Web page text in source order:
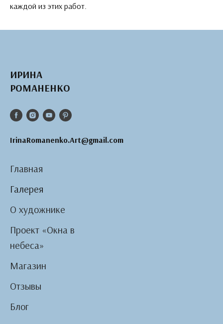
каждой из этих работ.
ИРИНА
РОМАНЕНКО
IrinaRomanenko.Art@gmail.com
Главная
Галерея
О художнике
Проект «Окна в
небеса»
Магазин
Отзывы
Блог